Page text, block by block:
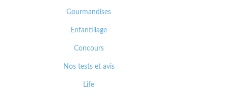
Gourmandises
Enfantillage
Concours
Nos tests et avis
Life